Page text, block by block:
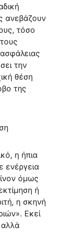
ανεβάζουν
τόσο
την
θέση
της
η ήπια
ενέργεια
όμως
ή
η σκηνή
Εκεί
αλλά